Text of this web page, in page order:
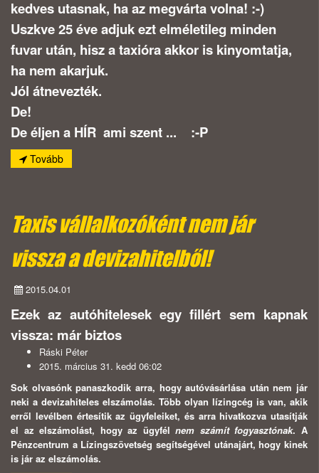
kedves utasnak, ha az megvárta volna! :-)
Uszkve 25 éve adjuk ezt elméletileg minden
fuvar után, hisz a taxióra akkor is kinyomtatja,
ha nem akarjuk.
Jól átnevezték.
De!
De éljen a HÍR ami szent ... :-P
Tovább
Taxis vállalkozóként nem jár
vissza a devizahitelből!
2015.04.01
Ezek az autóhitelesek egy fillért sem kapnak
vissza: már biztos
Ráski Péter
2015. március 31. kedd 06:02
Sok olvasónk panaszkodik arra, hogy autóvásárlása után nem jár
neki a devizahiteles elszámolás. Több olyan lízingcég is van, akik
erről levélben értesítik az ügyfeleiket, és arra hivatkozva utasítják
el az elszámolást, hogy az ügyfélnem számít fogyasztónak. A
Pénzcentrum a Lízingszövetség segítségével utánajárt, hogy kinek
is jár az elszámolás.